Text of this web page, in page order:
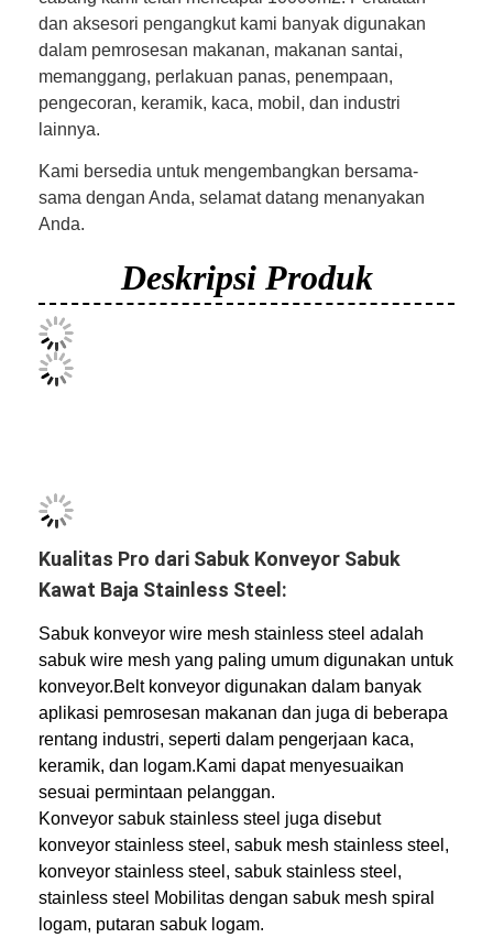
Rumah
Wisata pabrik
Kontrol kualitas
Berita
Semua Kasus
Sabuk jaring baja tahan karat
Jaring Kawat Spiral
Wire Mesh Suhu Tinggi
dan aksesori pengangkut kami banyak digunakan
dalam pemrosesan makanan, makanan santai,
memanggang, perlakuan panas, penempaan,
pengecoran, keramik, kaca, mobil, dan industri
lainnya.
Kami bersedia untuk mengembangkan bersama-
sama dengan Anda, selamat datang menanyakan
Anda.
Deskripsi Produk
Kualitas Pro dari Sabuk Konveyor Sabuk
Kawat Baja Stainless Steel:
Sabuk konveyor wire mesh stainless steel adalah
sabuk wire mesh yang paling umum digunakan untuk
konveyor.Belt konveyor digunakan dalam banyak
aplikasi pemrosesan makanan dan juga di beberapa
rentang industri, seperti dalam pengerjaan kaca,
keramik, dan logam.Kami dapat menyesuaikan
sesuai permintaan pelanggan.
Konveyor sabuk stainless steel juga disebut
konveyor stainless steel, sabuk mesh stainless steel,
konveyor stainless steel, sabuk stainless steel,
stainless steel Mobilitas dengan sabuk mesh spiral
logam, putaran sabuk logam.